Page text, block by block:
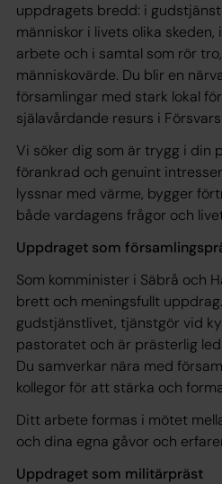
uppdragets bredd: i
människor i livets olika
arbete och i samtal som rör
människovärde. Du blir en
församlingar med stark lokal
själavårdande resurs i
Vi söker dig som är trygg i
förankrad och genuint
lyssnar med värme, bygger
både vardagens frågor och
Uppdraget som
Som komminister i Säbrå och
brett och meningsfullt
gudstjänstlivet, tjänstgör vid
pastoratet och är prästerlig
Du samverkar nära med
kollegor för att stärka och
Ditt arbete formas i mötet
och dina egna gåvor och
Uppdraget som militärpräst